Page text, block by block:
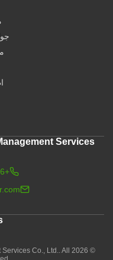
Services
+86 136 6733 2386
Services Co., Ltd.. All